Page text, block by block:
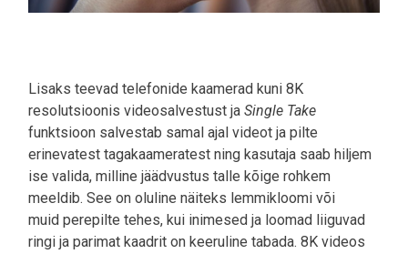
Lisaks teevad telefonide kaamerad kuni 8K
resolutsioonis videosalvestust ja Single Take
funktsioon salvestab samal ajal videot ja pilte
erinevatest tagakaameratest ning kasutaja saab hiljem
ise valida, milline jäädvustus talle kõige rohkem
meeldib. See on oluline näiteks lemmikloomi või
muid perepilte tehes, kui inimesed ja loomad liiguvad
ringi ja parimat kaadrit on keeruline tabada. 8K videos